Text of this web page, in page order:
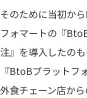
そのために当初か
フォマートの『
注』を導入したのも
『BtoBプラットフ
外食チェーン店か